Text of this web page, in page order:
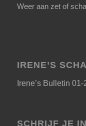
Weer aan zet of
IRENE’S
Irene’s Bulletin 01-
SCHRIJF JE